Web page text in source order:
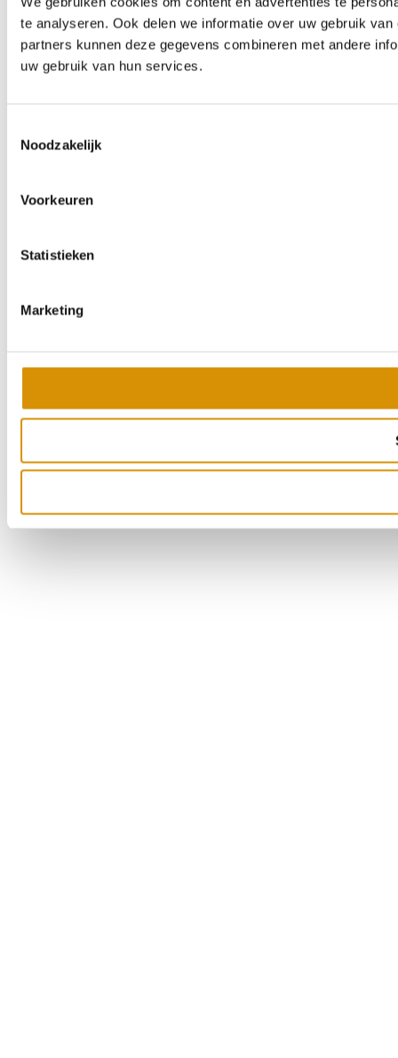
te analyseren. Ook delen we informatie over uw gebruik
partners kunnen deze gegevens combineren met andere
uw gebruik van hun services.
Noodzakelijk
Voorkeuren
Statistieken
Marketing